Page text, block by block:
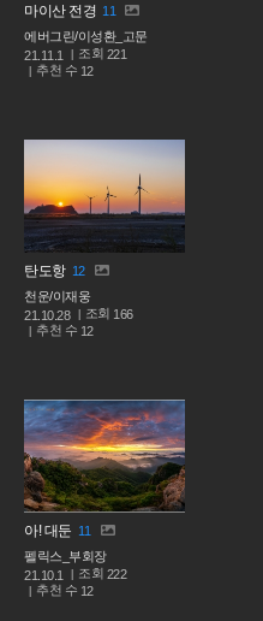
마이산 전경 11
에버그린/이성환_고문
21.11.1
조회 221
추천 수 12
탄도항 12
천운/이재웅
21.10.28
조회 166
추천 수 12
아! 대둔 11
펠릭스_부회장
21.10.1
조회 222
추천 수 12